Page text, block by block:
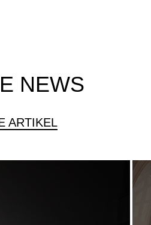
NEWS
ARTIKEL